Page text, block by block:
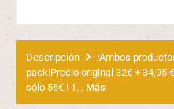
Descripción
!Ambos
pack!Precio original 32€ + 34,95
sólo 56€ ! 1… Más